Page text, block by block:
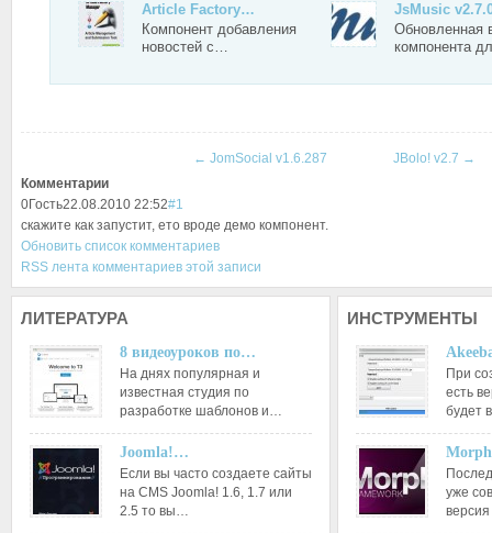
Article Factory…
Компонент добавления
новостей с…
JsMusic
Обновленная
компонента
← JomSocial v1.6.287 JBolo! v2.7 →
Комментарии
0Гость22.08.2010 22:52#1
скажите как запустит, ето вроде демо компонент.
Обновить список комментариев
RSS лента комментариев этой записи
ЛИТЕРАТУРА
8 видеоуроков по…
На днях популярная и
известная студия по
разработке шаблонов и…
Joomla!…
Если вы часто создаете сайты
на CMS Joomla! 1.6, 1.7 или
2.5 то вы…
ИНСТРУМЕНТЫ
При
есть
будет
уже